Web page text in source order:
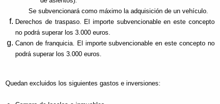
Se subvencionará como máximo la adquisición de un vehículo.
Derechos de traspaso. El importe subvencionable en este concepto
no podrá superar los 3.000 euros.
Canon de franquicia. El importe subvencionable en este concepto no
podrá superar los 3.000 euros.
Quedan excluidos los siguientes gastos e inversiones: